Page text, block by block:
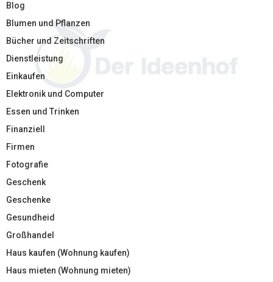
Blog
Blumen und Pflanzen
Bücher und Zeitschriften
Dienstleistung
Einkaufen
Elektronik und Computer
Essen und Trinken
Finanziell
Firmen
Fotografie
Geschenk
Geschenke
Gesundheid
Großhandel
Haus kaufen (Wohnung kaufen)
Haus mieten (Wohnung mieten)